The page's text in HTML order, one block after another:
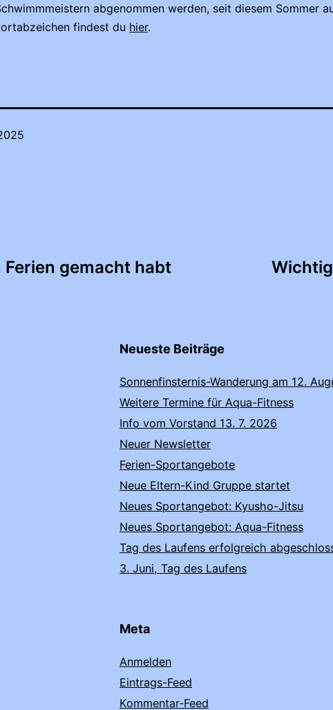
abgenommen werden, seit diesem Sommer
findest du hier.
Ferien gemacht habt
Neueste Beiträge
Sonnenfinsternis-Wanderung am 12.
Weitere Termine für Aqua-Fitness
Info vom Vorstand 13. 7. 2026
Neuer Newsletter
Ferien-Sportangebote
Neue Eltern-Kind Gruppe startet
Neues Sportangebot: Kyusho-Jitsu
Neues Sportangebot: Aqua-Fitness
Tag des Laufens erfolgreich
3. Juni, Tag des Laufens
Meta
Anmelden
Eintrags-Feed
Kommentar-Feed